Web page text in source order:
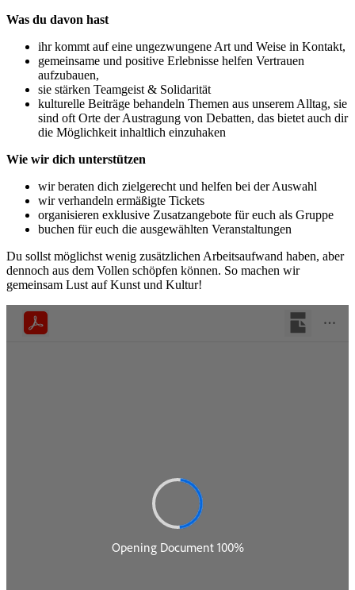
Was du davon hast
ihr kommt auf eine ungezwungene Art und Weise in Kontakt,
gemeinsame und positive Erlebnisse helfen Vertrauen
aufzubauen,
sie stärken Teamgeist & Solidarität
kulturelle Beiträge behandeln Themen aus unserem Alltag, sie
sind oft Orte der Austragung von Debatten, das bietet auch dir
die Möglichkeit inhaltlich einzuhaken
Wie wir dich unterstützen
wir beraten dich zielgerecht und helfen bei der Auswahl
wir verhandeln ermäßigte Tickets
organisieren exklusive Zusatzangebote für euch als Gruppe
buchen für euch die ausgewählten Veranstaltungen
Du sollst möglichst wenig zusätzlichen Arbeitsaufwand haben, aber
dennoch aus dem Vollen schöpfen können. So machen wir
gemeinsam Lust auf Kunst und Kultur!